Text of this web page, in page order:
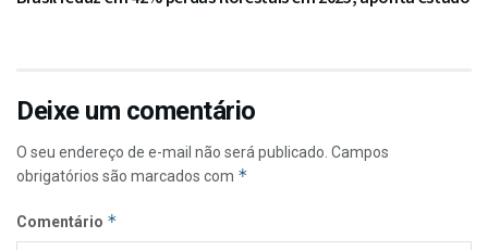
Deixe um comentário
O seu endereço de e-mail não será publicado. Campos
obrigatórios são marcados com *
Comentário *